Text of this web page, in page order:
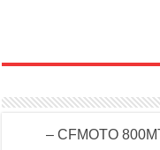
מבחן ארוך טווח ל־CFMOTO 800MT-X –